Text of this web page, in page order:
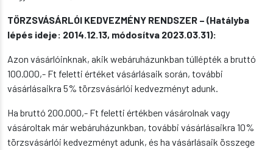
TÖRZSVÁSÁRLÓI KEDVEZMÉNY RENDSZER – (Hatályba
lépés ideje: 2014.12.13, módosítva 2023.03.31):
Azon vásárlóinknak, akik webáruházunkban túllépték a bruttó
100.000,- Ft feletti értéket vásárlásaik során, további
vásárlásaikra 5% törzsvásárlói kedvezményt adunk.
Ha bruttó 200.000,- Ft feletti értékben vásárolnak vagy
vásároltak már webáruházunkban, további vásárlásaikra 10%
törzsvásárlói kedvezményt adunk, és ha vásárlásaik összege